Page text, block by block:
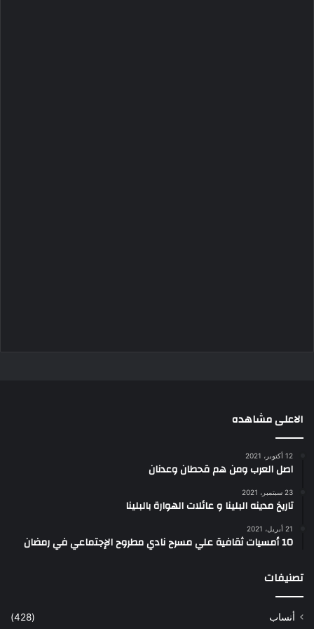
الاعلى مشاهده
12 أكتوبر، 2021
اصل العرب ومن هم قحطان وعدنان
23 سبتمبر، 2021
تاريخ مدينه البلينا و عائلات الهوارة بالبلينا
21 أبريل، 2021
10 أمسيات ثقافية علي مسرح نادي مطروح الإجتماعي في رمضان
تصنيفات
أنساب (428)